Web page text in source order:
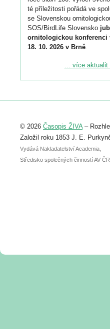
té příležitosti pořádá ve
se Slovenskou
SOS/BirdLife Slovensko
ornitologickou konferenci
18. 10. 2026 v Brně.
Podrobnější informace ke
Registrovat se můžete do
abstraktu přihlášené
posteru je už 30. června.
... více aktualit
© 2026 Časopis ŽIVA–
Založil roku 1853 J. E.
Vydává Nakladatelství Academia,
Středisko společných činností AV